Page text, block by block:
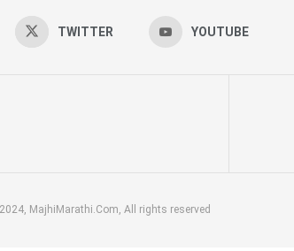
TWITTER YOUTUBE
MajhiMarathi.Com, All rights reserved